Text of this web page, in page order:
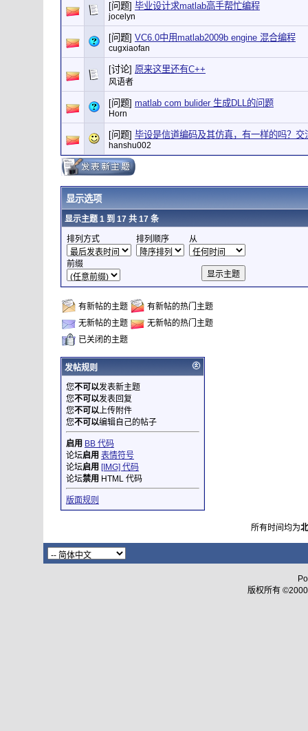
[问题] 毕业设计求matlab高手帮忙编程
jocelyn
[问题] VC6.0中用matlab2009b engine 混合编程
cugxiaofan
[讨论] 原来这里还有C++
风语者
[问题] matlab com bulider 生成DLL的问题
Horn
[问题] 毕设是信道编码及其仿真，有一样的吗？交
hanshu002
显示选项
显示主题 1 到 17 共 17 条
排列方式 排列顺序 从
前缀
有新帖的主题
有新帖的热门主题
无新帖的主题
无新帖的热门主题
已关闭的主题
发帖规则
您不可以发表新主题
您不可以发表回复
您不可以上传附件
您不可以编辑自己的帖子
启用 BB 代码
论坛启用 表情符号
论坛启用 [IMG] 代码
论坛禁用 HTML 代码
版面规则
所有时间均为
版权所有